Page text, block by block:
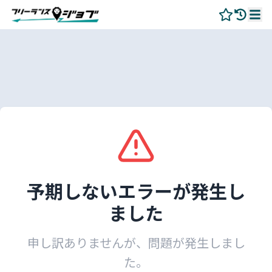
予期しないエラーが発生し
ました
申し訳ありませんが、問題が発生しまし
た。